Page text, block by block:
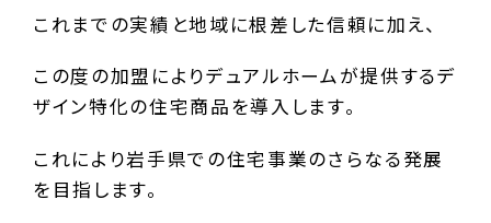
これまでの実績と地域に根差した信頼に加え、
この度の加盟によりデュアルホームが提供するデ
ザイン特化の住宅商品を導入します。
これにより岩手県での住宅事業のさらなる発展
を目指します。